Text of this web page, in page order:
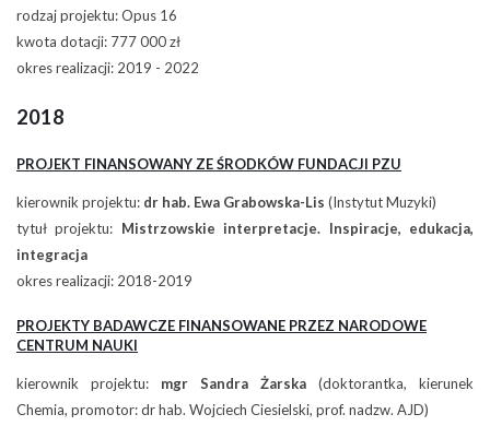
rodzaj projektu: Opus 16
kwota dotacji: 777 000 zł
okres realizacji: 2019 - 2022
2018
PROJEKT FINANSOWANY ZE ŚRODKÓW FUNDACJI PZU
kierownik projektu: dr hab. Ewa Grabowska-Lis (Instytut Muzyki)
tytuł projektu: Mistrzowskie interpretacje. Inspiracje, edukacja,
integracja
okres realizacji: 2018-2019
PROJEKTY BADAWCZE FINANSOWANE PRZEZ NARODOWE
CENTRUM NAUKI
kierownik projektu: mgr Sandra Żarska (doktorantka, kierunek
Chemia, promotor: dr hab. Wojciech Ciesielski, prof. nadzw. AJD)